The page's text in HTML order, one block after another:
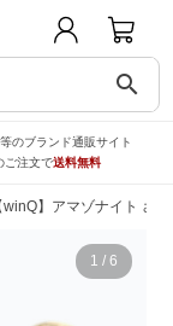
search
のブランド通販サイト
ご注文で送料無料
winQ】アマゾナイト さ
1 / 6